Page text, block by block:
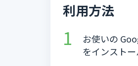
利用方法
お使いの
をインストー